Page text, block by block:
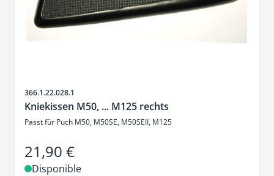
SKU
366.1.22.028.1
Kniekissen M50, ... M125 rechts
Passt für Puch M50, M50SE, M50SEII, M125
21,90 €
Disponible